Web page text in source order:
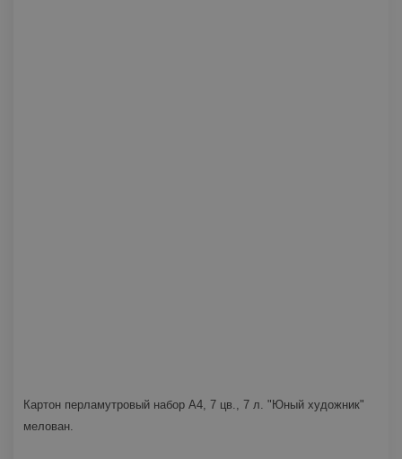
Картон перламутровый набор А4, 7 цв., 7 л. "Юный художник"
мелован.